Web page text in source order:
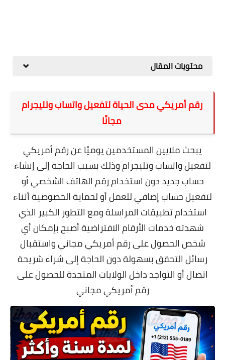
محتويات المقال
رقم أمريكي مدى الحياة لتفعيل واتساب وتليجرام
مجانًا
يبحث ملايين المستخدمين يوميًا عن رقم أمريكي
لتفعيل واتساب وتليجرام وذلك بسبب الحاجة إلى إنشاء
حساب جديد دون استخدام رقم الهاتف الشخصي أو
لتفعيل حساب إضافي للعمل أو لحماية الخصوصية أثناء
استخدام تطبيقات المراسلة ومع التطور الكبير الذي
شهدته خدمات الأرقام الافتراضية أصبح بإمكان أي
شخص الحصول على رقم أمريكي مجاني واستقبال
رسائل التحقق بسهولة دون الحاجة إلى شراء شريحة
اتصال أو التواجد داخل الولايات المتحدة للحصول على
رقم أمريكي مجاني